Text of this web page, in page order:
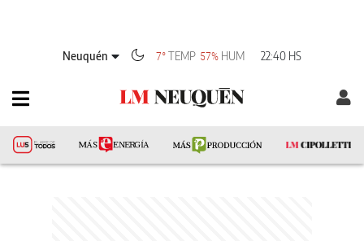
Neuquén 7°TEMP 57% HUM 22:40 HS